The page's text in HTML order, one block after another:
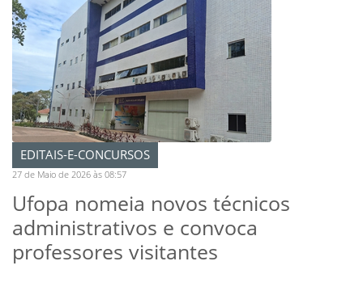
EDITAIS-E-CONCURSOS
27 de Maio de 2026 às 08:57
Ufopa nomeia novos técnicos
administrativos e convoca
professores visitantes